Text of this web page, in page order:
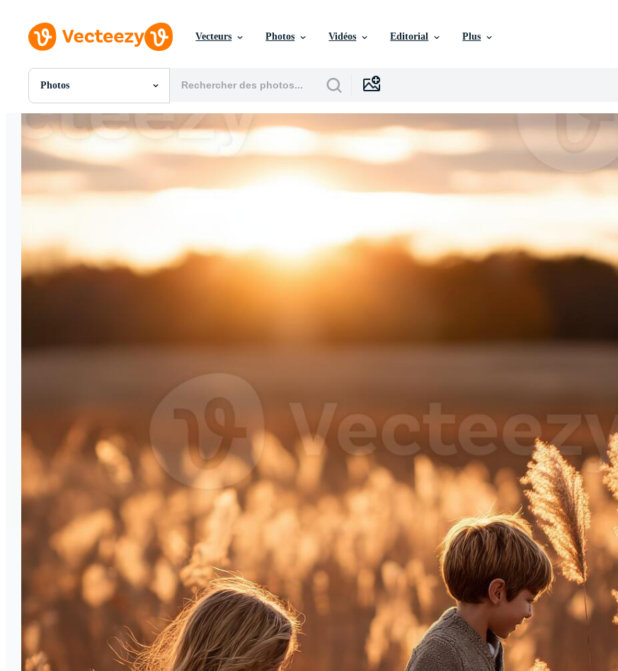
Vecteurs Photos Vidéos Editorial Plus
Photos
Toutes Images
Photos
PNGs
SVGs
Modèles
Vecteurs
Événements Éditoriaux